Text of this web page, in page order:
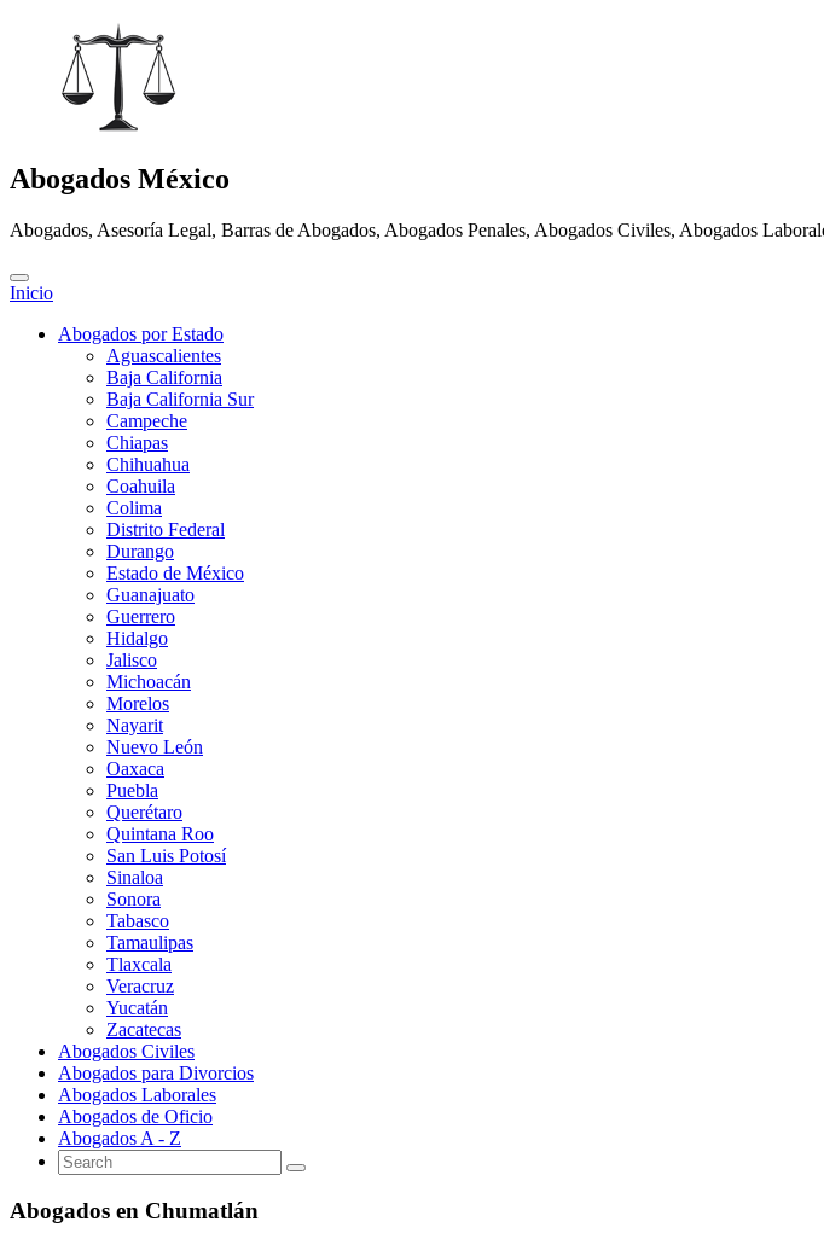
Abogados México
Abogados, Asesoría Legal, Barras de Abogados, Abogados Penales, Abogados Civiles, Abogados
Inicio
Abogados por Estado
Aguascalientes
Baja California
Baja California Sur
Campeche
Chiapas
Chihuahua
Coahuila
Colima
Distrito Federal
Durango
Estado de México
Guanajuato
Guerrero
Hidalgo
Jalisco
Michoacán
Morelos
Nayarit
Nuevo León
Oaxaca
Puebla
Querétaro
Quintana Roo
San Luis Potosí
Sinaloa
Sonora
Tabasco
Tamaulipas
Tlaxcala
Veracruz
Yucatán
Zacatecas
Abogados Civiles
Abogados para Divorcios
Abogados Laborales
Abogados de Oficio
Abogados A - Z
Abogados en Chumatlán